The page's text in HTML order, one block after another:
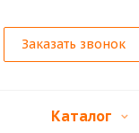
Заказать звонок
Каталог